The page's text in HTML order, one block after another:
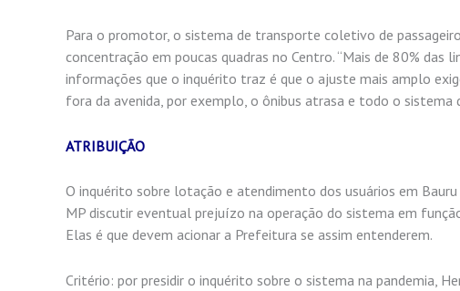
Para o promotor, o sistema de transporte coletivo de
concentração em poucas quadras no Centro. “Mais de 80% das
informações que o inquérito traz é que o ajuste mais amplo
fora da avenida, por exemplo, o ônibus atrasa e todo o sistema
ATRIBUIÇÃO
O inquérito sobre lotação e atendimento dos usuários em
MP discutir eventual prejuízo na operação do sistema em
Elas é que devem acionar a Prefeitura se assim entenderem.
Critério: por presidir o inquérito sobre o sistema na pandemia,